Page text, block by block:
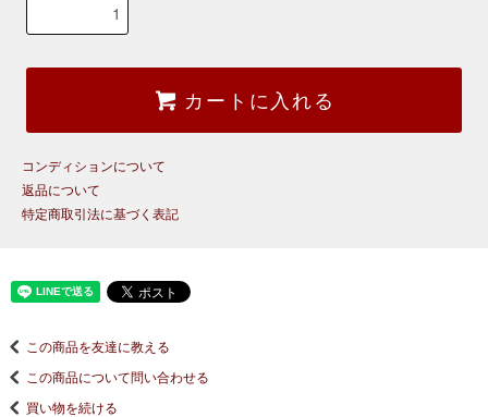
カートに入れる
コンディションについて
返品について
特定商取引法に基づく表記
この商品を友達に教える
この商品について問い合わせる
買い物を続ける